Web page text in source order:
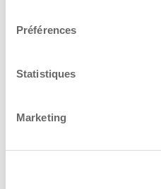
Préférences
Statistiques
Marketing